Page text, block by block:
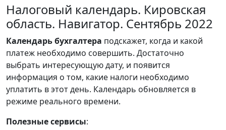
Налоговый календарь. Кировская
область. Навигатор. Сентябрь 2022
Календарьбухгалтера подскажет, когда и какой
платеж необходимо совершить. Достаточно
выбрать интересующую дату, и появится
информация о том, какие налоги необходимо
уплатить в этот день. Календарь обновляется в
режиме реального времени.
Полезные сервисы: